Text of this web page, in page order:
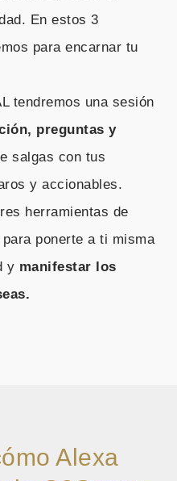
En estos 3
para encarnar tu
tendremos una sesión
preguntas y
salgas con tus
y accionables.
herramientas de
ponerte a ti misma
y manifestar los
Alexa